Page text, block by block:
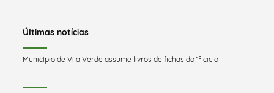
Últimas notícias
Município de Vila Verde assume livros de fichas do 1º ciclo